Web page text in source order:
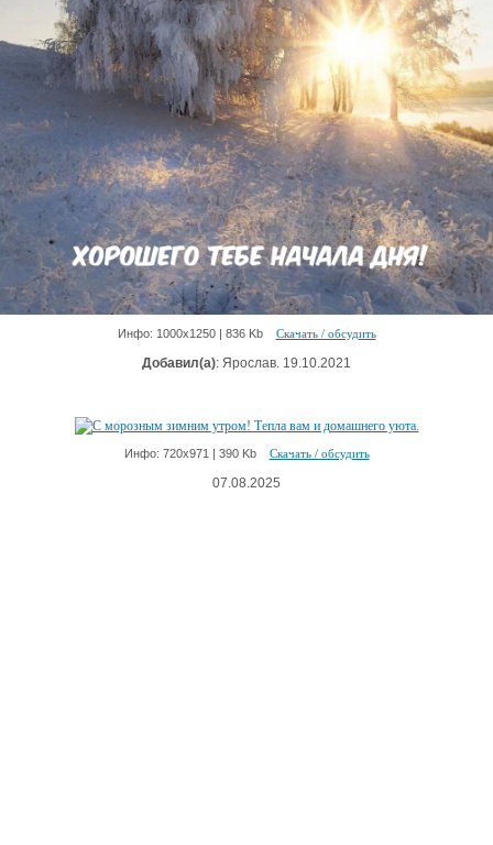
Инфо: 1000х1250 | 836 Kb Скачать / обсудить
Добавил(а): Ярослав. 19.10.2021
Инфо: 720х971 | 390 Kb Скачать / обсудить
07.08.2025